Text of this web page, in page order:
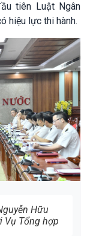
tiên Luật Ngân
hiệu lực thi hành.
Hữu
Vụ Tổng hợp